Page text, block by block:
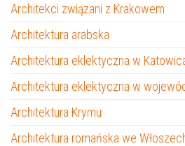
Architekci związani z Krakowem
Architektura arabska
Architektura eklektyczna w
Architektura eklektyczna w
Architektura Krymu
Architektura romańska we